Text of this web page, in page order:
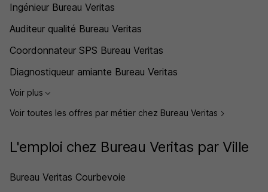
Ingénieur Bureau Veritas
Auditeur qualité Bureau Veritas
Coordonnateur SPS Bureau Veritas
Diagnostiqueur amiante Bureau Veritas
Voir plus
Voir toutes les offres par métier chez Bureau Veritas
L'emploi chez Bureau Veritas par Ville
Bureau Veritas Courbevoie